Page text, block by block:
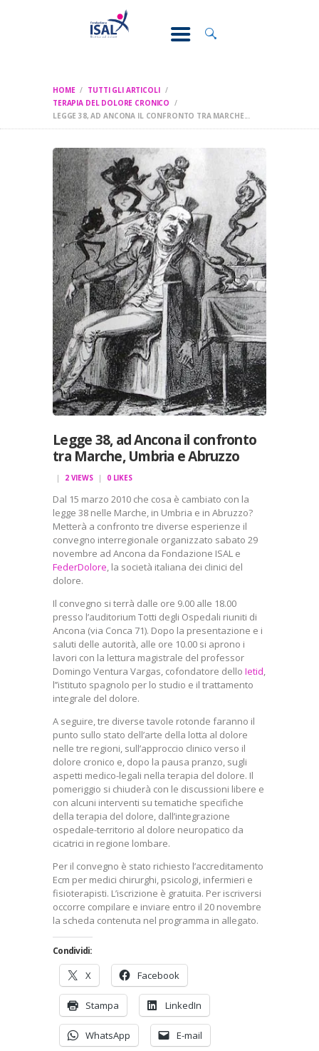
HOME
TUTTI GLI ARTICOLI
TERAPIA DEL DOLORE CRONICO
LEGGE 38, AD ANCONA IL CONFRONTO TRA MARCHE...
CONOSCI IL
DOLORE
RICERCA
FORMAZIONE
CHI SIAMO
Legge 38, ad Ancona il confronto
tra Marche, Umbria e Abruzzo
2 VIEWS 0 LIKES
Dal 15 marzo 2010 che cosa è cambiato con la
legge 38 nelle Marche, in Umbria e in Abruzzo?
Metterà a confronto tre diverse esperienze il
convegno interregionale organizzato sabato 29
novembre ad Ancona da Fondazione ISAL e
FederDolore, la società italiana dei clinici del
dolore.
Il convegno si terrà dalle ore 9.00 alle 18.00
presso l’auditorium Totti degli Ospedali riuniti di
Ancona (via Conca 71). Dopo la presentazione e i
saluti delle autorità, alle ore 10.00 si aprono i
lavori con la lettura magistrale del professor
Domingo Ventura Vargas, cofondatore dello Ietid,
l’’istituto spagnolo per lo studio e il trattamento
integrale del dolore.
A seguire, tre diverse tavole rotonde faranno il
punto sullo stato dell’arte della lotta al dolore
nelle tre regioni, sull’approccio clinico verso il
dolore cronico e, dopo la pausa pranzo, sugli
aspetti medico-legali nella terapia del dolore. Il
pomeriggio si chiuderà con le discussioni libere e
con alcuni interventi su tematiche specifiche
della terapia del dolore, dall’integrazione
ospedale-territorio al dolore neuropatico da
cicatrici in regione lombare.
Per il convegno è stato richiesto l’accreditamento
Ecm per medici chirurghi, psicologi, infermieri e
fisioterapisti. L’iscrizione è gratuita. Per iscriversi
occorre compilare e inviare entro il 20 novembre
la scheda contenuta nel programma in allegato.
Condividi:
X Facebook
Stampa LinkedIn
WhatsApp E-mail